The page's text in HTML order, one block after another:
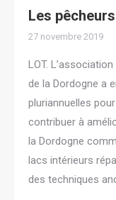
Les
27 novembre 2019
LOT.
de la Dordogne a
pluriannuelles
contribuer à
la Dordogne
lacs intérieurs
des techniques